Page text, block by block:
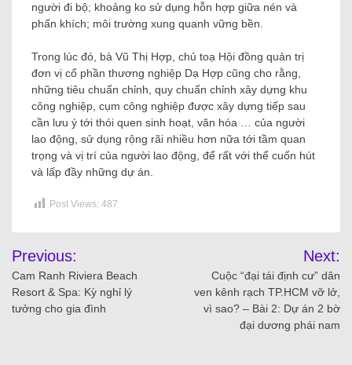
người đi bộ; khoảng ko sử dụng hỗn hợp giữa nén và
phấn khích; môi trường xung quanh vững bền.
Trong lúc đó, bà Vũ Thị Hợp, chủ toạ Hội đồng quản trị
đơn vị cổ phần thương nghiệp Dạ Hợp cũng cho rằng,
những tiêu chuẩn chỉnh, quy chuẩn chỉnh xây dựng khu
công nghiệp, cụm công nghiệp được xây dựng tiếp sau
cần lưu ý tới thói quen sinh hoạt, văn hóa … của người
lao động, sử dụng rộng rãi nhiều hơn nữa tới tầm quan
trọng và vị trí của người lao động, để rất với thể cuốn hút
và lấp đầy những dự án.
Post Views: 487
Previous:
Cam Ranh Riviera Beach
Resort & Spa: Kỳ nghỉ lý
tưởng cho gia đình
Next:
Cuộc “đại tái định cư” dân
ven kênh rạch TP.HCM vỡ lở,
vì sao? – Bài 2: Dự án 2 bờ
đại dương phái nam